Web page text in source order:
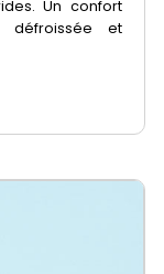
Un confort
défroissée et